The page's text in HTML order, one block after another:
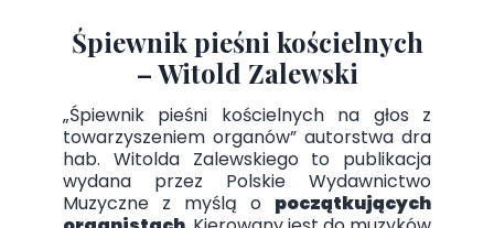
Śpiewnik pieśni kościelnych
– Witold Zalewski
„Śpiewnik pieśni kościelnych na głos z
towarzyszeniem organów” autorstwa dra
hab. Witolda Zalewskiego to publikacja
wydana przez Polskie Wydawnictwo
Muzyczne z myślą o początkujących